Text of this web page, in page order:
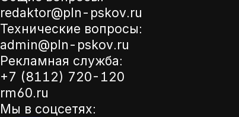
redaktor@pln-pskov.ru
Технические вопросы:
admin@pln-pskov.ru
Рекламная служба:
+7 (8112) 720-120
rm60.ru
Мы в соцсетях: